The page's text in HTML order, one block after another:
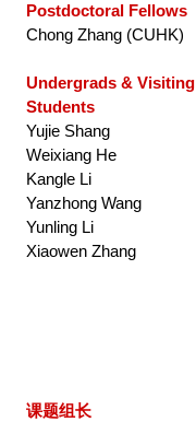
2022
2021
2020
2010s
2019
FULL LIST
2023
2022
2021
2020
Postdoctoral Fellows
Chong Zhang (CUHK)
Undergrads & Visiting
Students
Yujie Shang
Weixiang He
Kangle Li
Yanzhong Wang
Yunling Li
Xiaowen Zhang
课题组长